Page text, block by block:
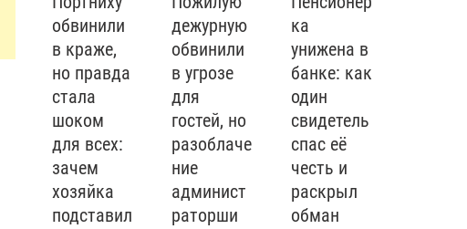
обвинили
в краже,
но правда
стала
шоком
для всех:
зачем
хозяйка
подставил
дежурную
обвинили
в угрозе
для
гостей, но
разоблаче
ние
админист
раторши
ка
унижена в
банке: как
один
свидетель
спас её
честь и
раскрыл
обман